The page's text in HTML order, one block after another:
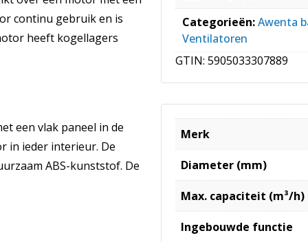
continu gebruik en is
heeft kogellagers
een vlak paneel in de
in ieder interieur. De
ABS-kunststof. De
Categorieën:Awenta
Ventilatoren
GTIN: 5905033307889
Merk
Diameter (mm)
Max. capaciteit (m³/h)
Ingebouwde functie